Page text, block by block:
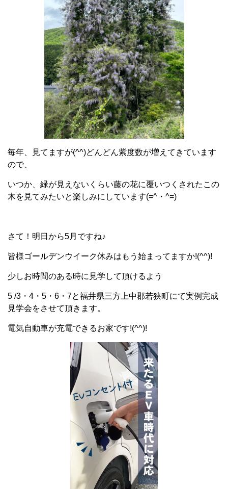
毎年、見てますが(^^)どんどん紫度数が増えてきています
ので、
いつか、緑が見えないくらい藤の花に覆いつくされたこの
木を見てみたいと楽しみにしています(=^・^=)
さて！明日から5月ですね♪
皆様ゴールデンウイーク休みはもう始まってますか!(^^)!
少しお時間のある時に見学して頂けるよう
5 /3・4・5・6・7と福井県三方上中郡若狭町にて実例完成
見学会をさせて頂きます。
電気自動車が充電できるお家です!(^^)!